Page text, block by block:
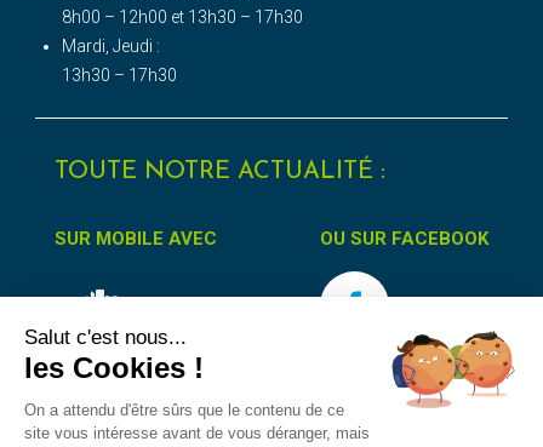
8h00 – 12h00 et 13h30 – 17h30
Mardi, Jeudi :
13h30 – 17h30
TOUTE NOTRE ACTUALITÉ :
SUR MOBILE AVEC OU SUR FACEBOOK
Salut c'est nous...
les Cookies !
On a attendu d'être sûrs que le contenu de ce
site vous intéresse avant de vous déranger, mais